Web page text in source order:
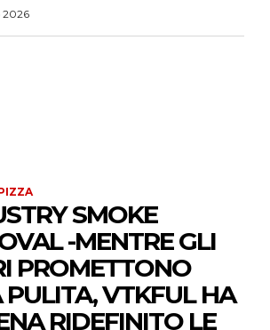
2026
SMOKE
-MENTRE GLI
PROMETTONO
PULITA, VTKFUL HA
RIDEFINITO LE